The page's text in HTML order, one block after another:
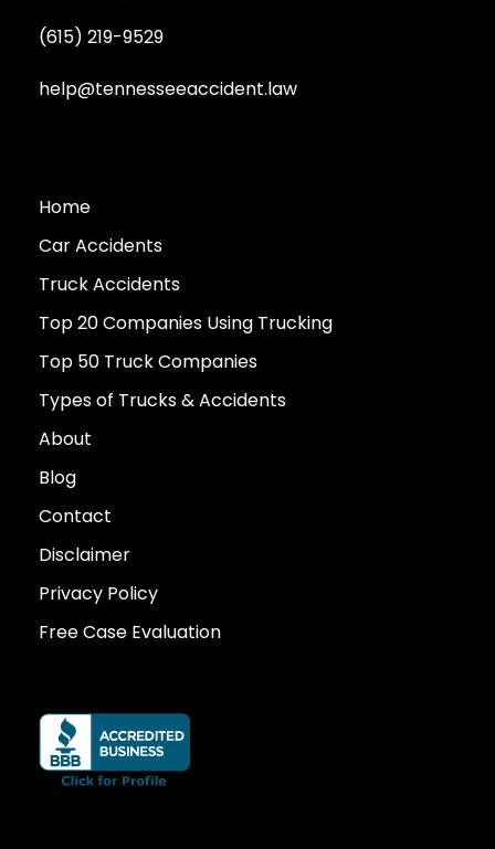
(615) 219-9529
help@tennesseeaccident.law
Home
Car Accidents
Truck Accidents
Top 20 Companies Using Trucking
Top 50 Truck Companies
Types of Trucks & Accidents
About
Blog
Contact
Disclaimer
Privacy Policy
Free Case Evaluation